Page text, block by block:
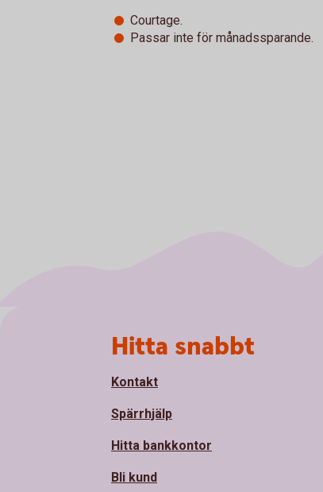
Courtage.
Passar inte för månadssparande.
Hitta snabbt
Kontakt
Spärrhjälp
Hitta bankkontor
Bli kund